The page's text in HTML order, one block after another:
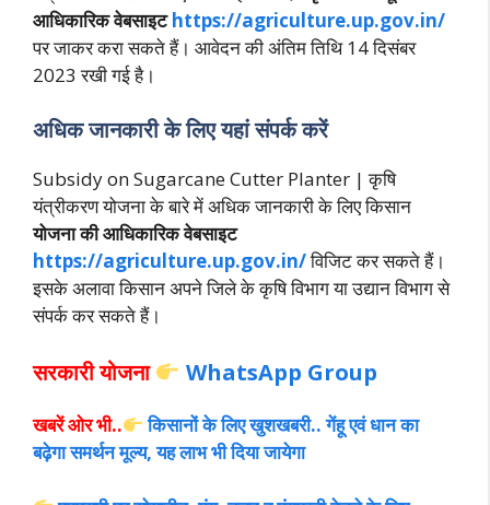
आधिकारिक वेबसाइट https://agriculture.up.gov.in/
पर जाकर करा सकते हैं। आवेदन की अंतिम तिथि 14 दिसंबर
2023 रखी गई है।
अधिक जानकारी के लिए यहां संपर्क करें
Subsidy on Sugarcane Cutter Planter | कृषि
यंत्रीकरण योजना के बारे में अधिक जानकारी के लिए किसान
योजना की आधिकारिक वेबसाइट
https://agriculture.up.gov.in/विजिट कर सकते हैं।
इसके अलावा किसान अपने जिले के कृषि विभाग या उद्यान विभाग से
संपर्क कर सकते हैं।
सरकारी योजना WhatsApp Group
खबरें ओर भी..
किसानों के लिए खुशखबरी.. गेंहू एवं धान का
बढ़ेगा समर्थन मूल्य, यह लाभ भी दिया जायेगा